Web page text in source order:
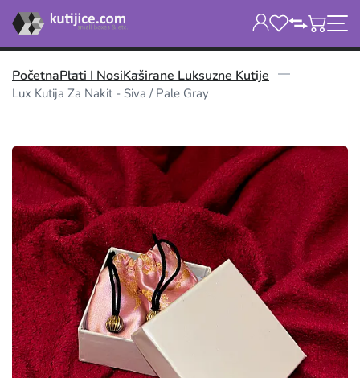
PočetnaPlati I NosiKaširane Luksuzne Kutije
Lux Kutija Za Nakit - Siva / Pale Gray